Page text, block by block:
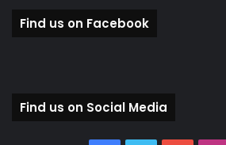
Find us on Facebook
Find us on Social Media